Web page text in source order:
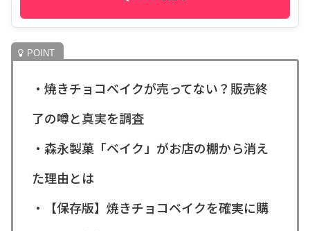
・焼きチョコベイクが売ってない？販売終
了の噂と真実を調査
・森永製菓「ベイク」がお店の棚から消え
た理由とは
・【保存版】焼きチョコベイクを確実に購